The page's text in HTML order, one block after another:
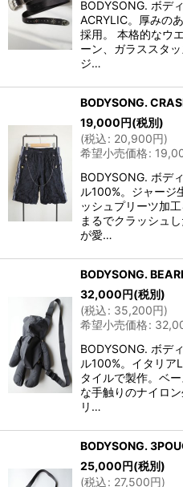
BODYSONG. ボデ
ACRYLIC。厚みの
採用。 本格的なウ
ーン、ガラススタ
ジ…
BODYSONG.
19,000円(税別)
(税込: 20,900円)
希望小売価格:
BODYSONG. ボデ
ル100%。ジャージ
ッシュプリーツ加
まるでクラッシュ
が愛…
BODYSONG.
32,000円(税別)
(税込: 35,200円)
希望小売価格:
BODYSONG. ボデ
ル100%。イタリア
タイルで製作。ベ
な手触りのナイロ
リ…
BODYSONG.
25,000円(税別)
(税込: 27,500円)